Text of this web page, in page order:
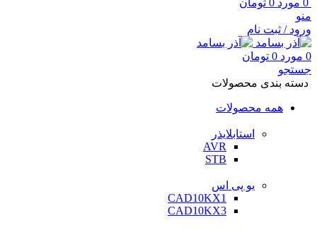
0 مورد 0 تومان
منو
ورود / ثبت نام
0 مورد 0 تومان
جستجو
دسته بندی محصولات
همه محصولات
استابلایذر
AVR
STB
یو پی اس
CAD10KX1
CAD10KX3